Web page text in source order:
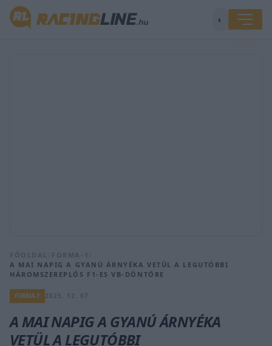
◐
FŐOLDAL FORMA-1
A MAI NAPIG A GYANÚ ÁRNYÉKA VETÜL A LEGUTÓBBI
HÁROMSZEREPLŐS F1-ES VB-DÖNTŐRE
FORMA-1
A MAI NAPIG A GYANÚ ÁRNYÉKA
VETÜL A LEGUTÓBBI